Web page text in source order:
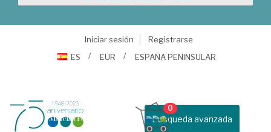
Iniciar sesión
Registrarse
ES
EUR ESPAÑA PENINSULAR
Busqueda avanzada
0